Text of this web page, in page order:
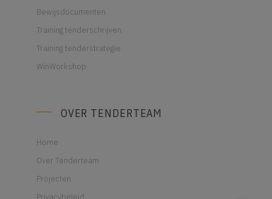
Bewijsdocumenten
Training tenderschrijven
Training tenderstrategie
WinWorkshop
OVER TENDERTEAM
Home
Over Tenderteam
Projecten